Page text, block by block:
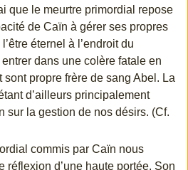
que le meurtre primordial repose
de Caïn à gérer ses propres
éternel à l’endroit du
dans une colère fatale en
propre frère de sang Abel. La
d’ailleurs principalement
sur la gestion de nos désirs. (Cf.
commis par Caïn nous
réflexion d’une haute portée. Son